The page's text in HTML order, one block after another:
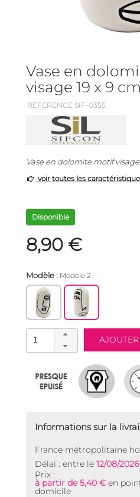
Vase en
visage 19 x 9
REFERENCE SIF-0355
Vase en dolomite motif visage
voir toutes les
Disponible
8,90 €
Modèle : Modèle 2
Informations sur la
France métropolitaine
Délai : entre le 12/08/2026
Prix :
à partir de 5,40 € en
domicile